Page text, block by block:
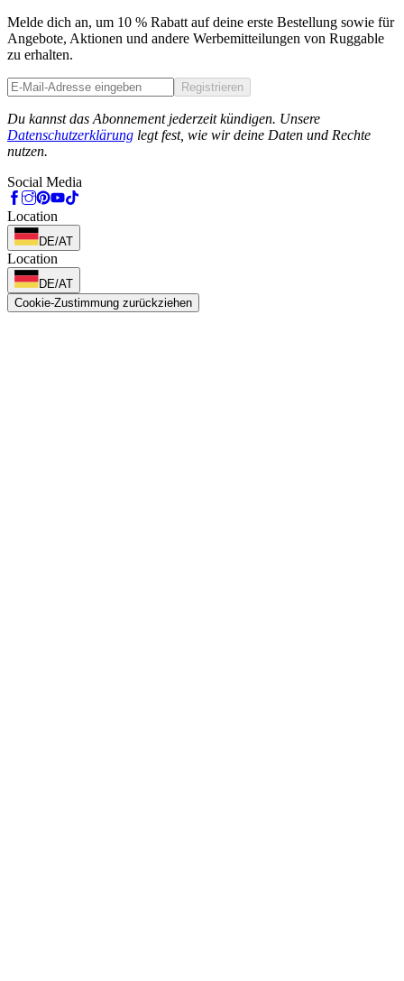
Melde dich an, um 10 % Rabatt auf deine erste Bestellung sowie für
Angebote, Aktionen und andere Werbemitteilungen von Ruggable
zu erhalten.
Registrieren
Du kannst das Abonnement jederzeit kündigen. Unsere
Datenschutzerklärung legt fest, wie wir deine Daten und Rechte
nutzen.
Social Media
Location
DE/AT
Location
DE/AT
Cookie-Zustimmung zurückziehen